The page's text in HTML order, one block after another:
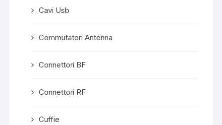
Cavi Usb
Commutatori Antenna
Connettori BF
Connettori RF
Cuffie